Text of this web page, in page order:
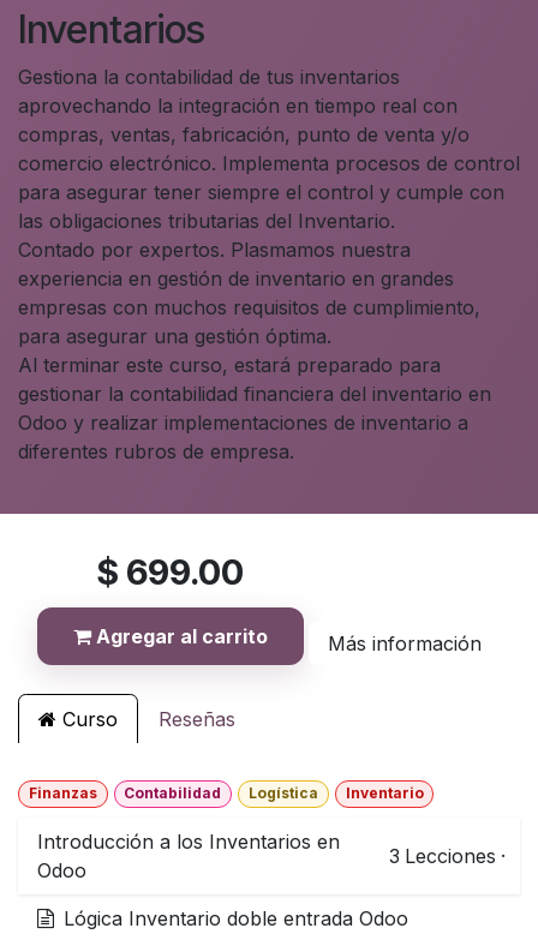
Inventarios
Gestiona la contabilidad de tus inventarios
aprovechando la integración en tiempo real con
compras, ventas, fabricación, punto de venta y/o
comercio electrónico. Implementa procesos de control
para asegurar tener siempre el control y cumple con
las obligaciones tributarias del Inventario.
Contado por expertos. Plasmamos nuestra
experiencia en gestión de inventario en grandes
empresas con muchos requisitos de cumplimiento,
para asegurar una gestión óptima.
Al terminar este curso, estará preparado para
gestionar la contabilidad financiera del inventario en
Odoo y realizar implementaciones de inventario a
diferentes rubros de empresa.
$ 699.00
Agregar al carrito Más información
Curso Reseñas
Finanzas Contabilidad Logística Inventario
Introducción a los Inventarios en
Odoo
3 Lecciones ·
Lógica Inventario doble entrada Odoo